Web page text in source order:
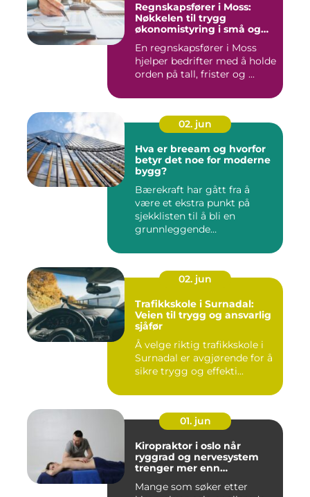
Regnskapsfører i Moss:
Nøkkelen til trygg
økonomistyring i små og
En regnskapsfører i Moss
hjelper bedrifter med å holde
orden på tall, frister og ...
02. jun
Hva er breeam og hvorfor
betyr det noe for moderne
bygg?
Bærekraft har gått fra å
være et ekstra punkt på
sjekklisten til å bli en
grunnleggende
02. jun
Trafikkskole i Surnadal:
Veien til trygg og ansvarlig
sjåfør
Å velge riktig trafikkskole i
Surnadal er avgjørende for å
sikre trygg og effekti...
01. jun
Kiropraktor i oslo når
ryggrad og nervesystem
trenger mer enn
Mange som søker etter